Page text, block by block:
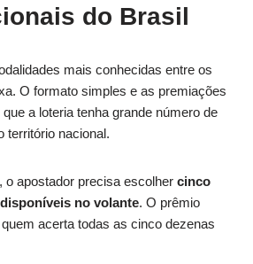
do Brasil
mais conhecidas entre os
O formato simples e as premiações
a loteria tenha grande número de
território nacional.
o apostador precisa escolher cinco
no volante. O prêmio
acerta todas as cinco dezenas